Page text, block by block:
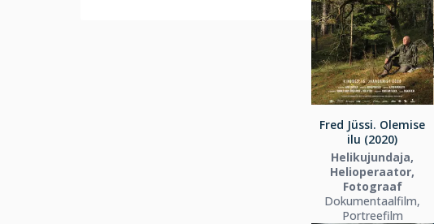
Fred Jüssi. Olemise
ilu (2020)
Helikujundaja,
Helioperaator,
Fotograaf
Dokumentaalfilm,
Portreefilm